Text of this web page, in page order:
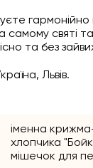
гармонійно
самому святі
та без
Львів.
іменна
хлопчика
мішечок для